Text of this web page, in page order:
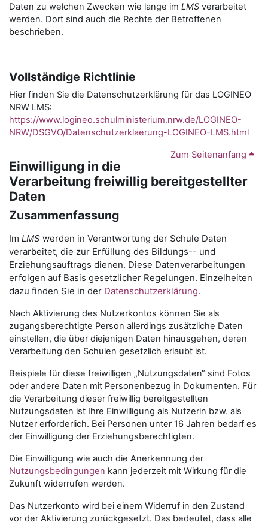
Daten zu welchen Zwecken wie lange im LMS verarbeitet
werden. Dort sind auch die Rechte der Betroffenen
beschrieben.
Vollständige Richtlinie
Hier finden Sie die Datenschutzerklärung für das LOGINEO
NRW LMS:
https://www.logineo.schulministerium.nrw.de/LOGINEO-
NRW/DSGVO/Datenschutzerklaerung-LOGINEO-LMS.html
Zum Seitenanfang
Einwilligung in die
Verarbeitung freiwillig bereitgestellter
Daten
Zusammenfassung
Im LMS werden in Verantwortung der Schule Daten
verarbeitet, die zur Erfüllung des Bildungs-- und
Erziehungsauftrags dienen. Diese Datenverarbeitungen
erfolgen auf Basis gesetzlicher Regelungen. Einzelheiten
dazu finden Sie in der Datenschutzerklärung.
Nach Aktivierung des Nutzerkontos können Sie als
zugangsberechtigte Person allerdings zusätzliche Daten
einstellen, die über diejenigen Daten hinausgehen, deren
Verarbeitung den Schulen gesetzlich erlaubt ist.
Beispiele für diese freiwilligen „Nutzungsdaten“ sind Fotos
oder andere Daten mit Personenbezug in Dokumenten. Für
die Verarbeitung dieser freiwillig bereitgestellten
Nutzungsdaten ist Ihre Einwilligung als Nutzerin bzw. als
Nutzer erforderlich. Bei Personen unter 16 Jahren bedarf es
der Einwilligung der Erziehungsberechtigten.
Die Einwilligung wie auch die Anerkennung der
Nutzungsbedingungen kann jederzeit mit Wirkung für die
Zukunft widerrufen werden.
Das Nutzerkonto wird bei einem Widerruf in den Zustand
vor der Aktivierung zurückgesetzt. Das bedeutet, dass alle